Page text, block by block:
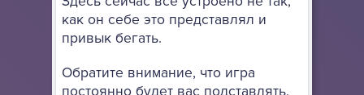
как он себе это представлял и
привык бегать.
Обратите внимание, что игра